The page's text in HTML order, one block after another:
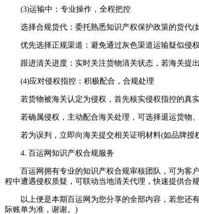
(3)运输中：专业操作，全程把控
选择合规货代：委托熟悉知识产权保护政策的货代(
优先选择正规渠道：避免通过灰色渠道运输疑似侵权
跟进清关进度：实时关注货物清关状态，若海关提出
(4)应对侵权指控：积极配合，合规处理
若货物被海关认定为侵权，首先核实侵权指控的真实
若确属侵权，主动配合海关处理，可选择退运货物、
若为误判，立即向海关提交相关证明材料(如品牌授
4. 百运网知识产权合规服务
百运网拥有专业的知识产权合规审核团队，可为客户
程中遭遇侵权质疑，可联动当地清关代理，快速提供合
以上便是本期百运网为您分享的全部内容，若您还有
际账单为准，谢谢。)